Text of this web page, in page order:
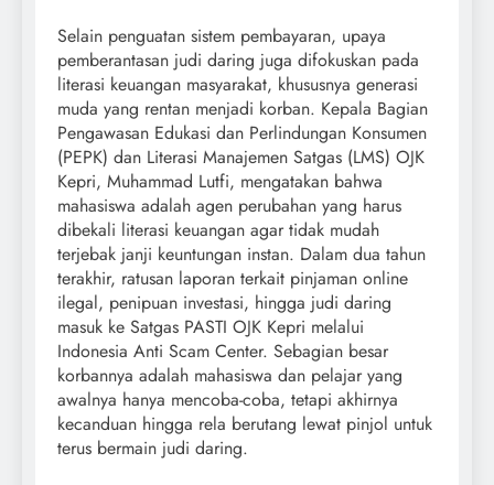
Selain penguatan sistem pembayaran, upaya
pemberantasan judi daring juga difokuskan pada
literasi keuangan masyarakat, khususnya generasi
muda yang rentan menjadi korban. Kepala Bagian
Pengawasan Edukasi dan Perlindungan Konsumen
(PEPK) dan Literasi Manajemen Satgas (LMS) OJK
Kepri, Muhammad Lutfi, mengatakan bahwa
mahasiswa adalah agen perubahan yang harus
dibekali literasi keuangan agar tidak mudah
terjebak janji keuntungan instan. Dalam dua tahun
terakhir, ratusan laporan terkait pinjaman online
ilegal, penipuan investasi, hingga judi daring
masuk ke Satgas PASTI OJK Kepri melalui
Indonesia Anti Scam Center. Sebagian besar
korbannya adalah mahasiswa dan pelajar yang
awalnya hanya mencoba-coba, tetapi akhirnya
kecanduan hingga rela berutang lewat pinjol untuk
terus bermain judi daring.